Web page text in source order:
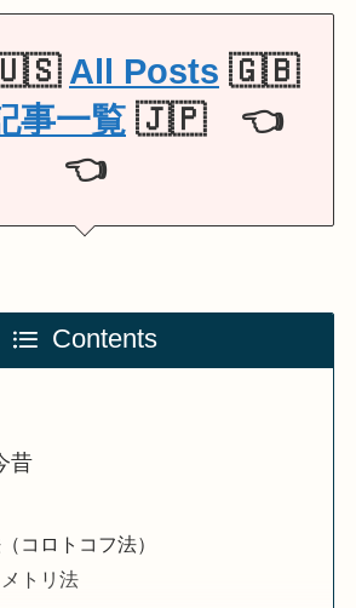
All Posts 🇬🇧
事一覧 🇯🇵 👈
👈
Contents
昔
コロトコフ法）
トリ法